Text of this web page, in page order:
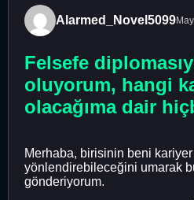
Alarmed_Novel5099
Felsefe
oluyorum, hangi
olacağıma dair
Merhaba, birisinin beni kariyer
yönlendirebileceğini umarak
gönderiyorum.